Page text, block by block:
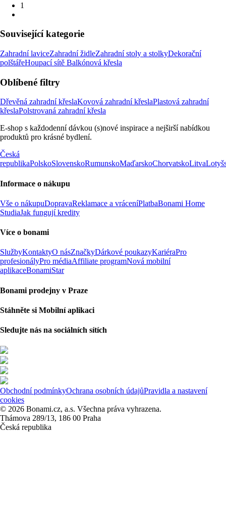
1
Související kategorie
Zahradní laviceZahradní židleZahradní stoly a stolkyDekorační
polštářeHoupací sítě Balkónová křesla
Oblíbené filtry
Dřevěná zahradní křeslaKovová zahradní křeslaPlastová zahradní
křeslaPolstrovaná zahradní křesla
E-shop s každodenní dávkou (s)nové inspirace a nejširší nabídkou
produktů pro krásné bydlení.
Česká
republikaPolskoSlovenskoRumunskoMaďarskoChorvatskoLitva
Informace o nákupu
Vše o nákupuDopravaReklamace a vráceníPlatbaBonami Home
StudiaJak fungují kredity
Více o bonami
SlužbyKontaktyO násZnačkyDárkové poukazyKariéraPro
profesionályPro médiaAffiliate programNová mobilní
aplikaceBonamiStar
Bonami prodejny v Praze
Stáhněte si Mobilní aplikaci
Sledujte nás na sociálních sítích
Obchodní podmínkyOchrana osobních údajůPravidla a nastavení
cookies
© 2026 Bonami.cz, a.s. Všechna práva vyhrazena.
Thámova 289/13, 186 00 Praha
Česká republika